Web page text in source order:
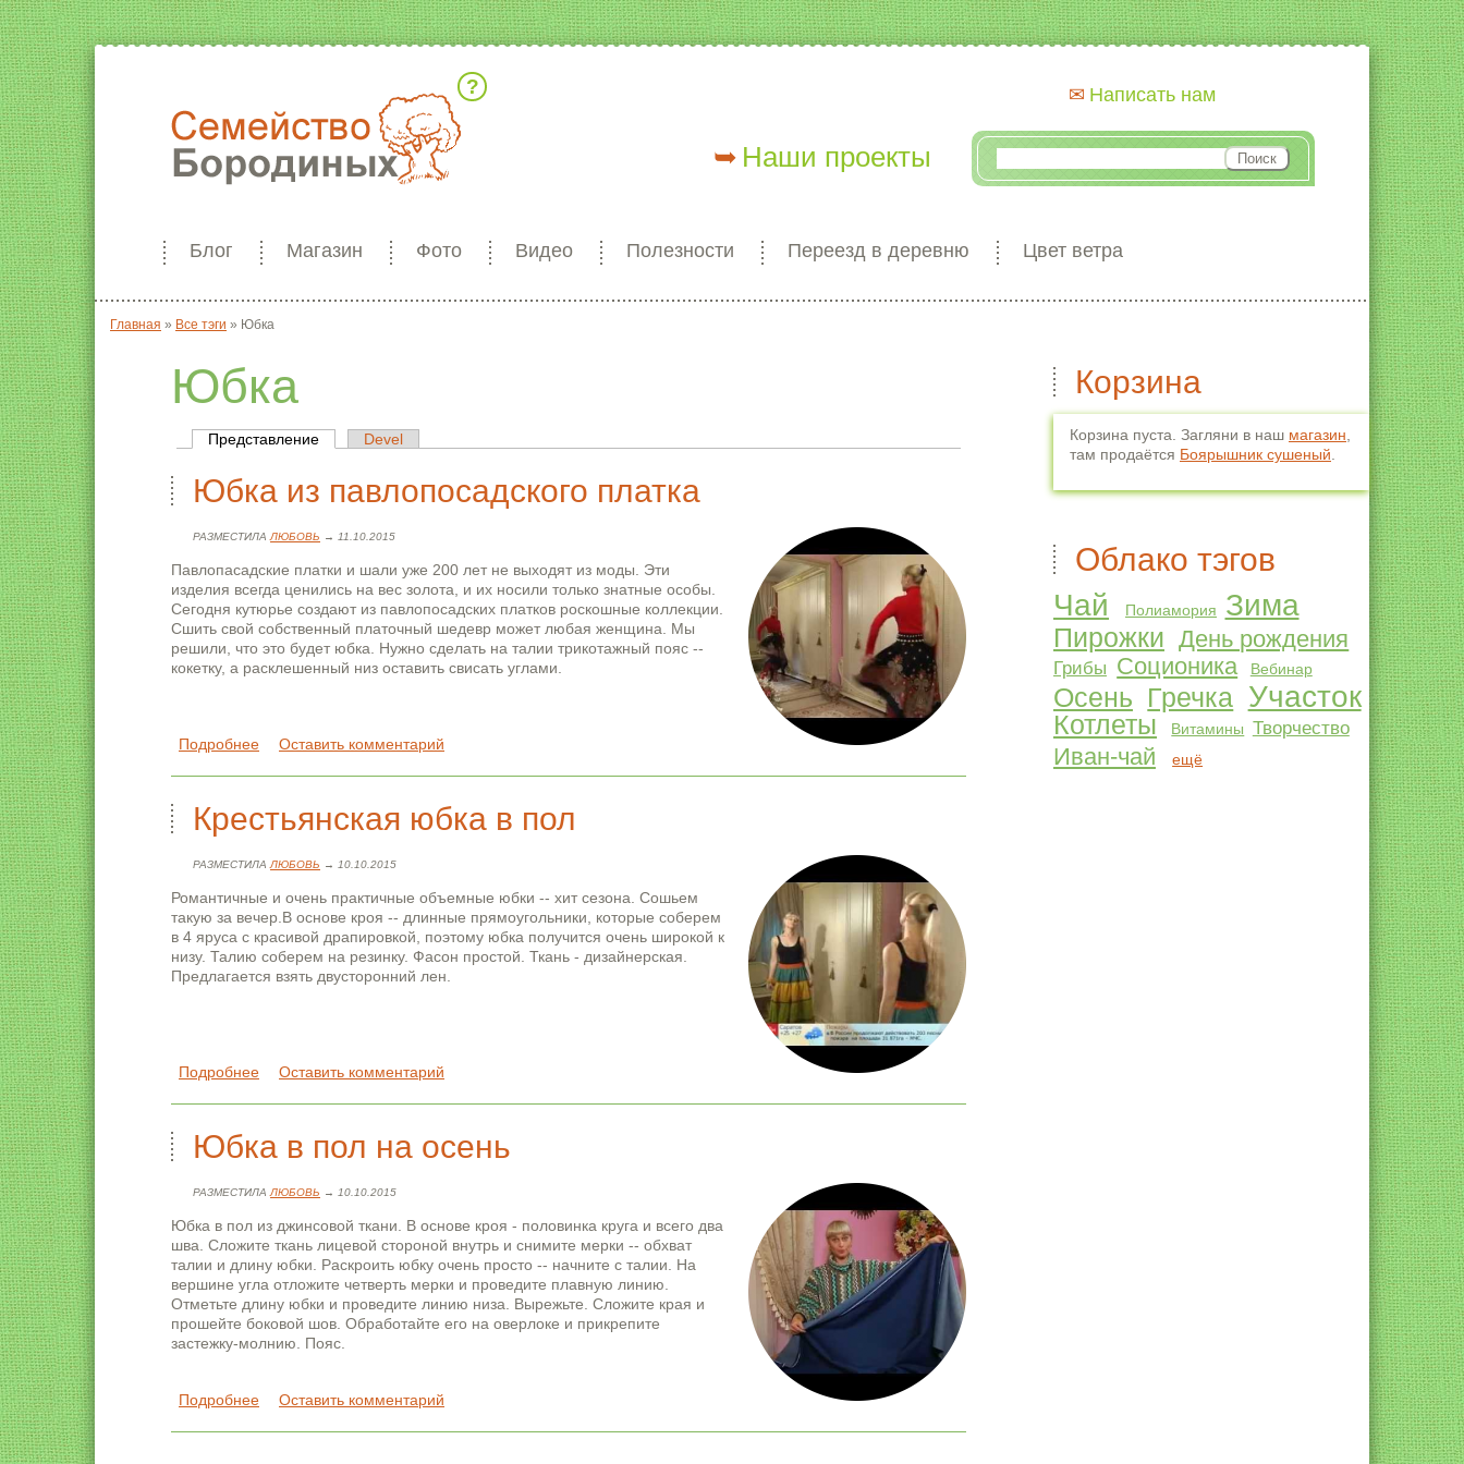
Блог Магазин Фото Видео Полезности Переезд в деревню Цвет ветра
Наши проекты
Написать нам
Вы здесь
Главная » Все тэги » Юбка
Юбка
Главные вкладки
Представление (активная вкладка)
Devel
Юбка из павлопосадского платка
РАЗМЕСТИЛА ЛЮБОВЬ → 11.10.2015
Павлопасадские платки и шали уже 200 лет не выходят из моды. Эти
изделия всегда ценились на вес золота, и их носили только знатные особы.
Сегодня кутюрье создают из павлопосадских платков роскошные коллекции.
Сшить свой собственный платочный шедевр может любая женщина. Мы
решили, что это будет юбка. Нужно сделать на талии трикотажный пояс --
кокетку, а расклешенный низ оставить свисать углами.
Подробнее о Юбка из павлопосадского платка
Оставить комментарий
Крестьянская юбка в пол
РАЗМЕСТИЛА ЛЮБОВЬ → 10.10.2015
Романтичные и очень практичные объемные юбки -- хит сезона. Сошьем
такую за вечер.В основе кроя -- длинные прямоугольники, которые соберем
в 4 яруса с красивой драпировкой, поэтому юбка получится очень широкой к
низу. Талию соберем на резинку. Фасон простой. Ткань - дизайнерская.
Предлагается взять двусторонний лен.
Подробнее о Крестьянская юбка в пол
Оставить комментарий
Юбка в пол на осень
РАЗМЕСТИЛА ЛЮБОВЬ → 10.10.2015
Юбка в пол из джинсовой ткани. В основе кроя - половинка круга и всего два
шва. Сложите ткань лицевой стороной внутрь и снимите мерки -- обхват
талии и длину юбки. Раскроить юбку очень просто -- начните с талии. На
вершине угла отложите четверть мерки и проведите плавную линию.
Отметьте длину юбки и проведите линию низа. Вырежьте. Сложите края и
прошейте боковой шов. Обработайте его на оверлоке и прикрепите
застежку-молнию. Пояс.
Подробнее о Юбка в пол на осень
Оставить комментарий
Корзина
Корзина пуста. Загляни в наш магазин
там продаётся Боярышник сушеный
Облако тэгов
Чай Полиамория Зима
Пирожки День рождения
Грибы Соционика Вебинар
Осень Гречка Участок
Котлеты Витамины Творчество
Иван-чай ещё